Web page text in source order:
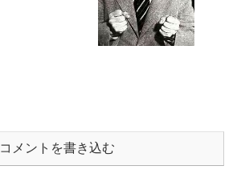
コメントを書き込む